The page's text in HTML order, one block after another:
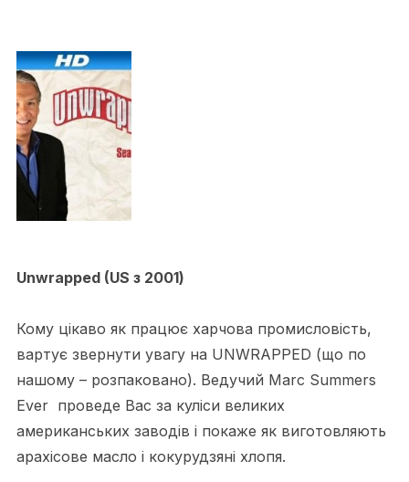
Unwrapped (US з 2001)
Кому цікаво як працює харчова промисловість,
вартує звернути увагу на UNWRAPPED (що по
нашому – розпаковано). Ведучий Marc Summers
Ever проведе Вас за куліси великих
американських заводів і покаже як виготовляють
арахісове масло і кокурудзяні хлопя.